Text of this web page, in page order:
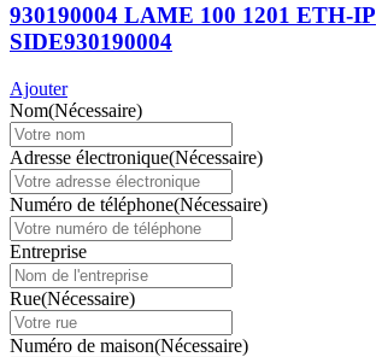
930190004 LAME 100 1201 ETH-IP
SIDE930190004
Ajouter
Nom(Nécessaire)
Adresse électronique(Nécessaire)
Numéro de téléphone(Nécessaire)
Entreprise
Rue(Nécessaire)
Numéro de maison(Nécessaire)